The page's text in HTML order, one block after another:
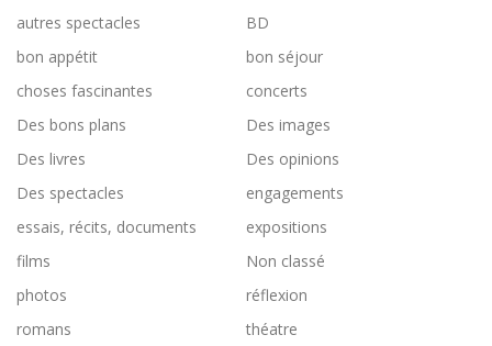
autres spectacles
BD
bon appétit
bon séjour
choses fascinantes
concerts
Des bons plans
Des images
Des livres
Des opinions
Des spectacles
engagements
essais, récits, documents
expositions
films
Non classé
photos
réflexion
romans
théatre